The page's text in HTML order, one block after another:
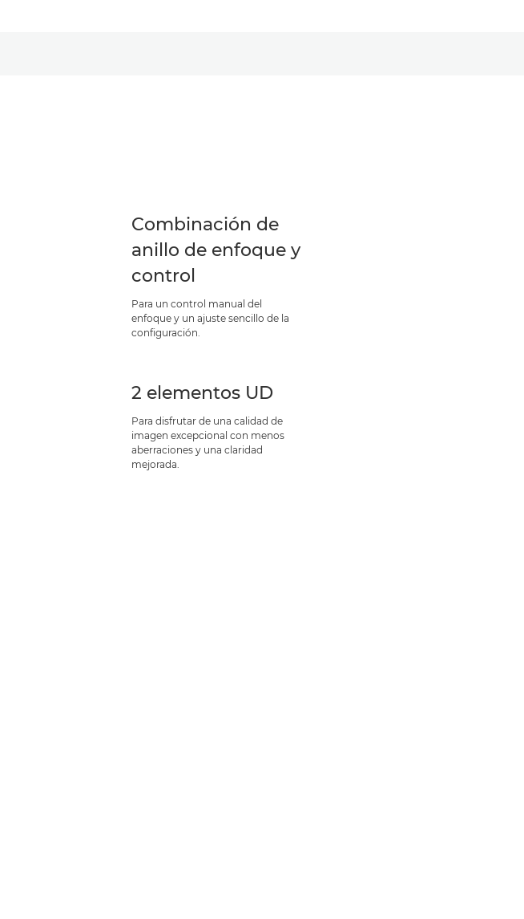
Combinación de
anillo de enfoque y
control
Para un control manual del
enfoque y un ajuste sencillo de la
configuración.
2 elementos UD
Para disfrutar de una calidad de
imagen excepcional con menos
aberraciones y una claridad
mejorada.